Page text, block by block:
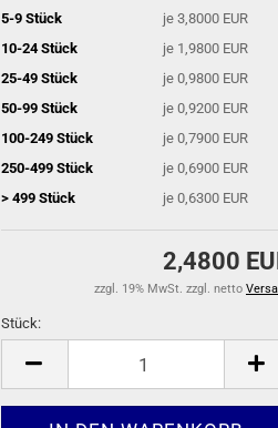
5-9 Stück
je 3,8000 EUR
10-24 Stück
je 1,9800 EUR
25-49 Stück
je 0,9800 EUR
50-99 Stück
je 0,9200 EUR
100-249 Stück
je 0,7900 EUR
250-499 Stück
je 0,6900 EUR
> 499 Stück
je 0,6300 EUR
2,4800
zzgl. 19% MwSt. zzgl. netto
Stück:
Stück